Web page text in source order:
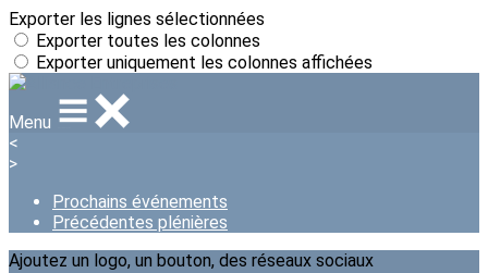
Exporter les lignes sélectionnées
Exporter toutes les colonnes
Exporter uniquement les colonnes affichées
Menu
<
>
Prochains événements
Précédentes plénières
Ajoutez un logo, un bouton, des réseaux sociaux